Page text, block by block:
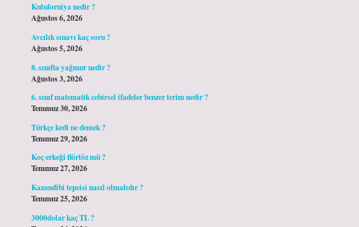
Kuluforniya nedir ?
Ağustos 6, 2026
Avcılık sınavı kaç soru ?
Ağustos 5, 2026
8. sınıfta yağmur nedir ?
Ağustos 3, 2026
6. sınıf matematik cebirsel ifadeler benzer terim nedir ?
Temmuz 30, 2026
Türkçe kedi ne demek ?
Temmuz 29, 2026
Koç erkeği flörtöz mü ?
Temmuz 27, 2026
Kazandibi tepsisi nasıl olmalıdır ?
Temmuz 25, 2026
3000dolar kaç TL ?